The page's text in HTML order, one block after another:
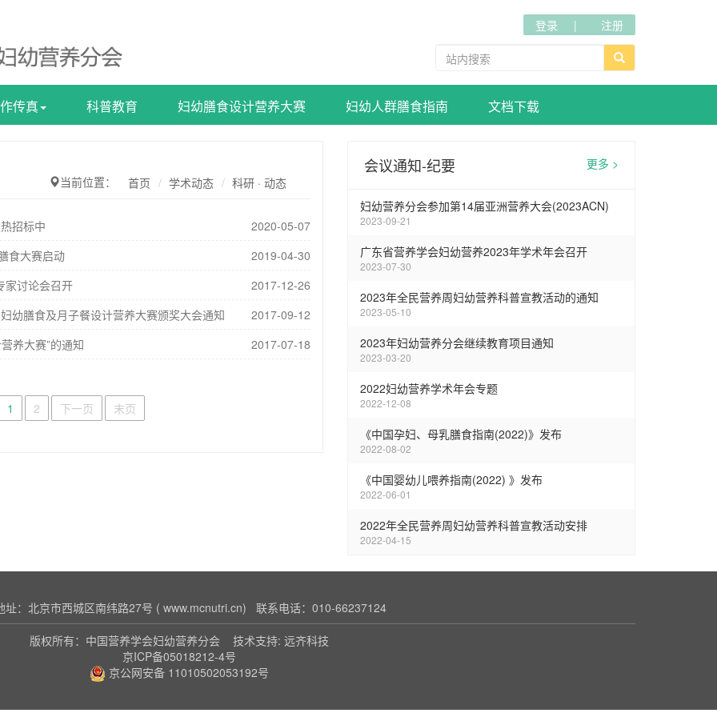
登录 注册
传真 科普教育 妇幼膳食设计营养大赛 妇幼人群膳食指南 文档下载
当前位置： 首页 学术动态 科研 · 动态
招标中
2020-05-07
食大赛启动
2019-04-30
家讨论会召开
2017-12-26
幼膳食及月子餐设计营养大赛颁奖大会通知
2017-09-12
养大赛”的通知 2017-07-18
1 2 下一页 末页
会议通知-纪要 更多 >
妇幼营养分会参加第14届亚洲营养大会(2023ACN)
2023-09-21
广东省营养学会妇幼营养2023年学术年会召开
2023-07-30
2023年全民营养周妇幼营养科普宣教活动的通知
2023-05-10
2023年妇幼营养分会继续教育项目通知
2023-03-20
2022妇幼营养学术年会专题
2022-12-08
《中国孕妇、母乳膳食指南(2022)》发布
2022-08-02
《中国婴幼儿喂养指南(2022) 》发布
2022-06-01
2022年全民营养周妇幼营养科普宣教活动安排
2022-04-15
址：北京市西城区南纬路27号 ( www.mcnutri.cn) 联系电话：010-66237124
版权所有： 中国营养学会妇幼营养分会 技术支持: 远齐科技
京ICP备05018212-4号
京公网安备 11010502053192号